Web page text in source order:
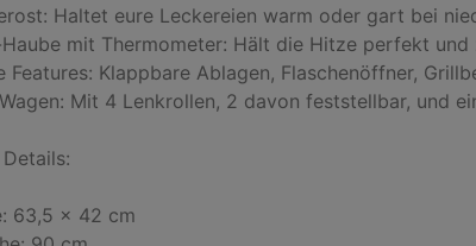
Haltet eure Leckereien warm oder gart bei
mit Thermometer: Hält die Hitze perfekt und
Features: Klappbare Ablagen, Flaschenöffner,
Mit 4 Lenkrollen, 2 davon feststellbar, und
63,5 x 42 cm